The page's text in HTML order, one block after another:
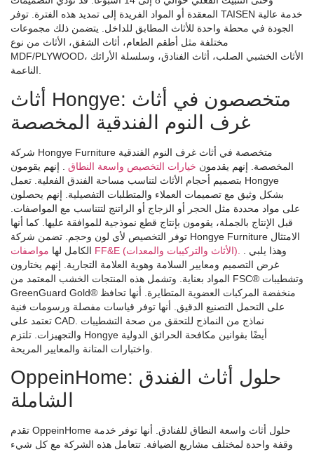
المعقدة أو المواد الفريدة إلى تمديد هذه الفترة. توفر TAISEN خدمة عالية
الجودة في محطة واحدة للأثاث المطابق للداخل. يتضمن ذلك مجموعات
مختلفة مثل أطقم الطعام، أثاث الشقق، الأثاث من نوع
MDF/PLYWOOD، الأثاث الخشبي الصلب، أثاث الفنادق، وسلسلة الأرائك
الناعمة.
أثاث Hongye: متخصصون في أثاث
شركة Hongye Furniture متخصصة في أثاث غرف النوم الفندقية
المخصصة. إنهم يقدمون خيارات التخصيص واسعة النطاق
. إنهم يقومون
بتصميم أحجام الأثاث لتناسب مساحة الفندق الفعلية. تعمل Hongye
بشكل وثيق مع تصميمات العملاء والمتطلبات التفصيلية. إنهم يحصلون
على مواد محددة مثل الحجر أو الزجاج أو الراتنج لتتناسب مع المواصفات.
قبل الإنتاج بالجملة، يقومون بإنتاج قطع نموذجية للموافقة عليها. كما أنها
توفر التخصيص لأي لون وحجم. تضمن شركة Hongye Furniture الامتثال
الكامل لها
مواصفات FF&E (الأثاث والتركيبات والمعدات).
غرض التصميم ومعايير السلامة وهوية العلامة التجارية. إنهم يختارون
المواد بعناية. وتشمل هذه المنتجات الخشب المعتمد من FSC® وتشطيبات
GreenGuard Gold® منخفضة المركبات العضوية المتطايرة. أنها تحافظ
على التحمل التصنيع الدقيق. أنها توفر قياسات مفصلة ورسومات فنية
تعتمد على CAD. نماذج من النماذج للتحقق من صحة التشطيبات
والتجهيزات. تلتزم Hongye أيضًا بقوانين مكافحة الحرائق الدولية
OppeinHome: حلول أثاث الفندق
تقدم OppeinHome حلول أثاث واسعة النطاق للفنادق. أنها توفر خدمة
وقفة واحدة لمختلف مشاريع الضيافة. تتعامل هذه الشركة مع كل شيء